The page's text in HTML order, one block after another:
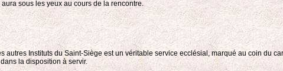
sous les yeux au cours de la rencontre.
Instituts du Saint-Siège est un véritable service ecclésial, marqué au coin du
la disposition à servir.